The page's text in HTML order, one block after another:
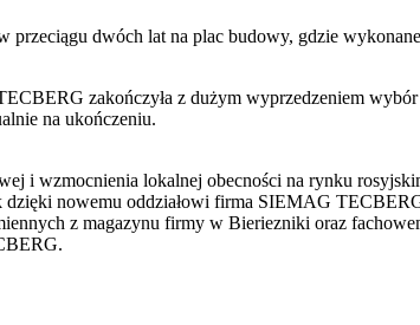
przeciągu dwóch lat na plac budowy, gdzie
zakończyła z dużym wyprzedzeniem
na ukończeniu.
i wzmocnienia lokalnej obecności na rynku
dzięki nowemu oddziałowi firma SIEMAG
z magazynu firmy w Bieriezniki oraz